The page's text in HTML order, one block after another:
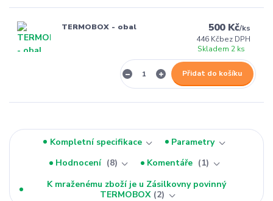
TERMOBOX - obal 500 Kč/ks
446 Kčbez DPH
Skladem 2 ks
Přidat do košíku
Kompletní specifikace
Parametry
Hodnocení
8 Komentáře
1
K mraženému zboží je u Zásilkovny povinný
TERMOBOX 2